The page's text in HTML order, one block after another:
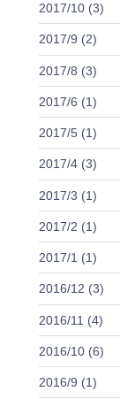
2017/10 (3)
2017/9 (2)
2017/8 (3)
2017/6 (1)
2017/5 (1)
2017/4 (3)
2017/3 (1)
2017/2 (1)
2017/1 (1)
2016/12 (3)
2016/11 (4)
2016/10 (6)
2016/9 (1)